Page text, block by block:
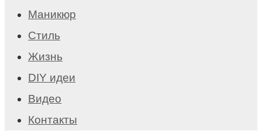
Маникюр
Стиль
Жизнь
DIY идеи
Видео
Контакты